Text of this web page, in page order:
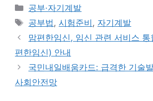
카
테
고
리
공부·자기계발
태
그
공부법 ,시험준비 , 자기계발
맘편한임신, 임신 관련 서비스
편한임신) 안내
국민내일배움카드: 급격한 기술
사회안전망